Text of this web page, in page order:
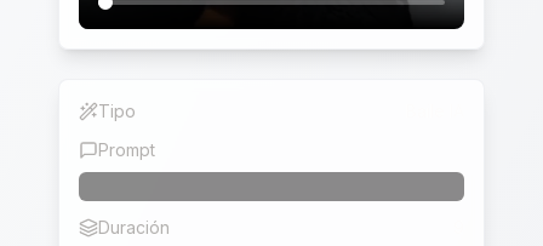
Tipo
Prompt
Duración